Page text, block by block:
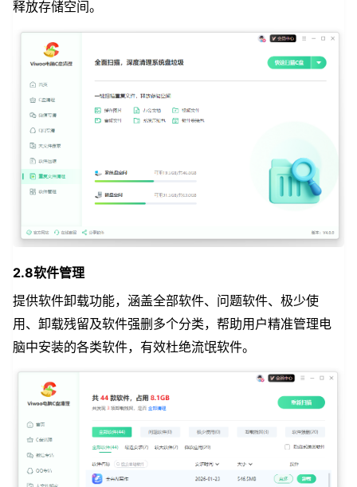
释放存储空间。
2.8软件管理
提供软件卸载功能，涵盖全部软件、问题软件、极少使
用、卸载残留及软件强删多个分类，帮助用户精准管理电
脑中安装的各类软件，有效杜绝流氓软件。